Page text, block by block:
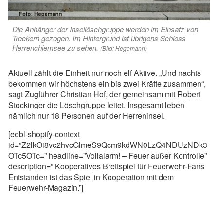
Die Anhänger der Insellöschgruppe werden im Einsatz von
Treckern gezogen. Im Hintergrund ist übrigens Schloss
Herrenchiemsee zu sehen. (Bild: Hegemann)
Aktuell zählt die Einheit nur noch elf Aktive. „Und nachts
bekommen wir höchstens ein bis zwei Kräfte zusammen“,
sagt Zugführer Christian Hof, der gemeinsam mit Robert
Stockinger die Löschgruppe leitet. Insgesamt leben
nämlich nur 18 Personen auf der Herreninsel.
[eebl-shopify-context
id=”Z2lkOi8vc2hvcGlmeS9Qcm9kdWN0LzQ4NDUzNDk3
OTc5OTc=” headline=”Vollalarm! – Feuer außer Kontrolle”
description=” Kooperatives Brettspiel für Feuerwehr-Fans
Entstanden ist das Spiel in Kooperation mit dem
Feuerwehr-Magazin.”]